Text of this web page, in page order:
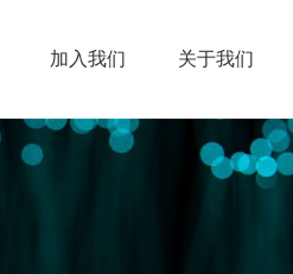
加入我们 关于我们